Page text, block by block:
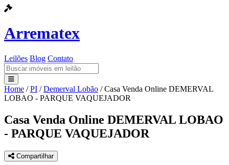
Arrematex
Leilões Blog Contato
Leilões
Blog
Contato
Home / PI / Demerval Lobão / Casa Venda Online DEMERVAL
LOBAO - PARQUE VAQUEJADOR
Casa Venda Online DEMERVAL LOBAO
- PARQUE VAQUEJADOR
Compartilhar